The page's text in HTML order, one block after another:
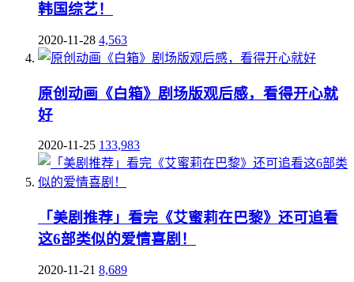
韩国综艺！
2020-11-28 4,563
原创动画《白箱》剧场版观后感，看得开心就
好
2020-11-25 133,983
「美剧推荐」看完《艾蜜莉在巴黎》还可追看
这6部类似的爱情喜剧！
2020-11-21 8,689